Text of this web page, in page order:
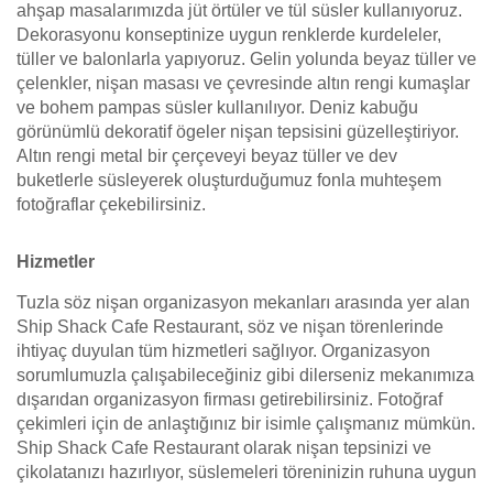
ahşap masalarımızda jüt örtüler ve tül süsler kullanıyoruz.
Dekorasyonu konseptinize uygun renklerde kurdeleler,
tüller ve balonlarla yapıyoruz. Gelin yolunda beyaz tüller ve
çelenkler, nişan masası ve çevresinde altın rengi kumaşlar
ve bohem pampas süsler kullanılıyor. Deniz kabuğu
görünümlü dekoratif ögeler nişan tepsisini güzelleştiriyor.
Altın rengi metal bir çerçeveyi beyaz tüller ve dev
buketlerle süsleyerek oluşturduğumuz fonla muhteşem
fotoğraflar çekebilirsiniz.
Hizmetler
Tuzla söz nişan organizasyon mekanları arasında yer alan
Ship Shack Cafe Restaurant, söz ve nişan törenlerinde
ihtiyaç duyulan tüm hizmetleri sağlıyor. Organizasyon
sorumlumuzla çalışabileceğiniz gibi dilerseniz mekanımıza
dışarıdan organizasyon firması getirebilirsiniz. Fotoğraf
çekimleri için de anlaştığınız bir isimle çalışmanız mümkün.
Ship Shack Cafe Restaurant olarak nişan tepsinizi ve
çikolatanızı hazırlıyor, süslemeleri töreninizin ruhuna uygun